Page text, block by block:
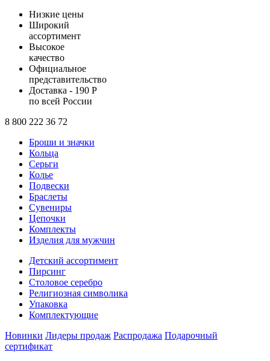
Низкие цены
Широкий
ассортимент
Высокое
качество
Официальное
представительство
Доставка - 190 Р
по всей России
8 800 222 36 72
Броши и значки
Кольца
Серьги
Колье
Подвески
Браслеты
Сувениры
Цепочки
Комплекты
Изделия для мужчин
Детский ассортимент
Пирсинг
Столовое серебро
Религиозная символика
Упаковка
Комплектующие
Новинки Лидеры продаж Распродажа Подарочный
сертификат